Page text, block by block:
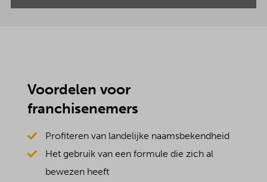
Voordelen voor
franchisenemers
Profiteren van landelijke naamsbekendheid
Het gebruik van een formule die zich al
bewezen heeft